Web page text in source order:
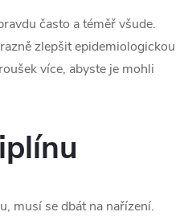
často a téměř všude.
zlepšit epidemiologickou
více, abyste je mohli
musí se dbát na nařízení.